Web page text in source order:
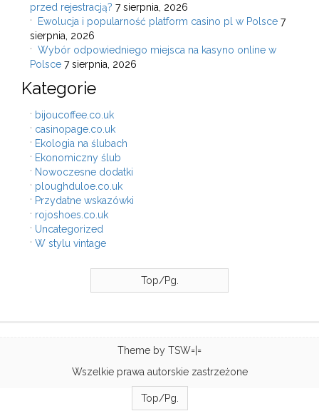
przed rejestracją? 7 sierpnia, 2026
Ewolucja i popularność platform casino pl w Polsce 7
sierpnia, 2026
Wybór odpowiedniego miejsca na kasyno online w
Polsce 7 sierpnia, 2026
Kategorie
bijoucoffee.co.uk
casinopage.co.uk
Ekologia na ślubach
Ekonomiczny ślub
Nowoczesne dodatki
ploughduloe.co.uk
Przydatne wskazówki
rojoshoes.co.uk
Uncategorized
W stylu vintage
Top/Pg.
Theme by TSW=|=
Wszelkie prawa autorskie zastrzeżone
Top/Pg.